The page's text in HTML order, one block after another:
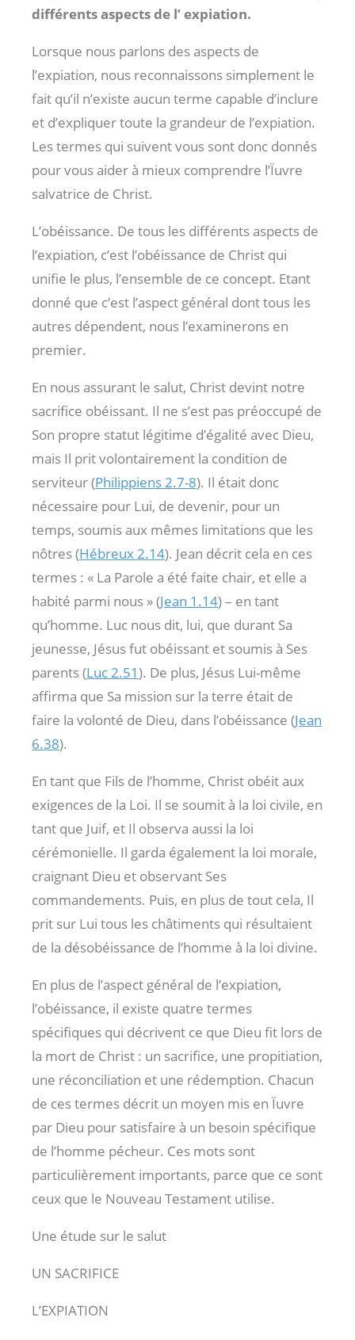
différents aspects de l’ expiation.
Lorsque nous parlons des aspects de
l’expiation, nous reconnaissons simplement le
fait qu’il n’existe aucun terme capable d’inclure
et d’expliquer toute la grandeur de l’expiation.
Les termes qui suivent vous sont donc donnés
pour vous aider à mieux comprendre l’Ïuvre
salvatrice de Christ.
L’obéissance. De tous les différents aspects de
l’expiation, c’est l’obéissance de Christ qui
unifie le plus, l’ensemble de ce concept. Etant
donné que c’est l’aspect général dont tous les
autres dépendent, nous l’examinerons en
premier.
En nous assurant le salut, Christ devint notre
sacrifice obéissant. Il ne s’est pas préoccupé de
Son propre statut légitime d’égalité avec Dieu,
mais Il prit volontairement la condition de
serviteur (Philippiens 2.7-8). Il était donc
nécessaire pour Lui, de devenir, pour un
temps, soumis aux mêmes limitations que les
nôtres (Hébreux 2.14). Jean décrit cela en ces
termes : « La Parole a été faite chair, et elle a
habité parmi nous » (Jean 1.14) – en tant
qu’homme. Luc nous dit, lui, que durant Sa
jeunesse, Jésus fut obéissant et soumis à Ses
parents (Luc 2.51). De plus, Jésus Lui-même
affirma que Sa mission sur la terre était de
faire la volonté de Dieu, dans l’obéissance (Jean
6.38).
En tant que Fils de l’homme, Christ obéit aux
exigences de la Loi. Il se soumit à la loi civile, en
tant que Juif, et Il observa aussi la loi
cérémonielle. Il garda également la loi morale,
craignant Dieu et observant Ses
commandements. Puis, en plus de tout cela, Il
prit sur Lui tous les châtiments qui résultaient
de la désobéissance de l’homme à la loi divine.
En plus de l’aspect général de l’expiation,
l’obéissance, il existe quatre termes
spécifiques qui décrivent ce que Dieu fit lors de
la mort de Christ : un sacrifice, une propitiation,
une réconciliation et une rédemption. Chacun
de ces termes décrit un moyen mis en Ïuvre
par Dieu pour satisfaire à un besoin spécifique
de l’homme pécheur. Ces mots sont
particulièrement importants, parce que ce sont
ceux que le Nouveau Testament utilise.
Une étude sur le salut
UN SACRIFICE
L’EXPIATION